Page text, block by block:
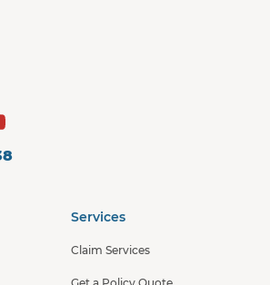
Services
Claim Services
Get a Policy Quote